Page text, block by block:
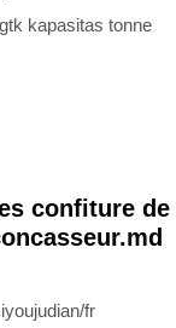
kapasitas tonne
confiture de
fr